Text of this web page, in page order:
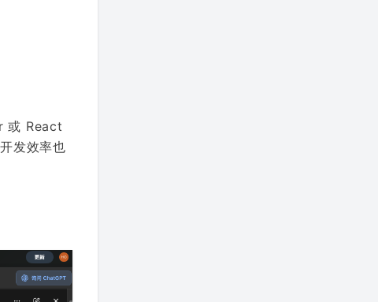
或 React
发效率也